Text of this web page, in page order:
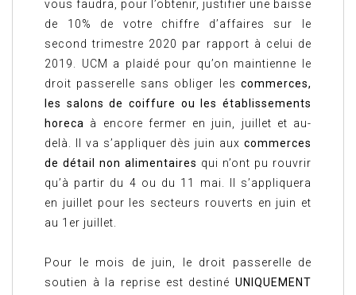
vous faudra, pour l’obtenir, justifier une baisse
de 10% de votre chiffre d’affaires sur le
second trimestre 2020 par rapport à celui de
2019. UCM a plaidé pour qu’on maintienne le
droit passerelle sans obliger les commerces,
les salons de coiffure ou les établissements
horeca
à encore fermer en juin, juillet et au-
delà. Il va s’appliquer dès juin aux commerces
de détail non alimentaires qui n’ont pu rouvrir
qu’à partir du 4 ou du 11 mai. Il s’appliquera
en juillet pour les secteurs rouverts en juin et
au 1er juillet.
Pour le mois de juin, le droit passerelle de
soutien à la reprise est destiné UNIQUEMENT